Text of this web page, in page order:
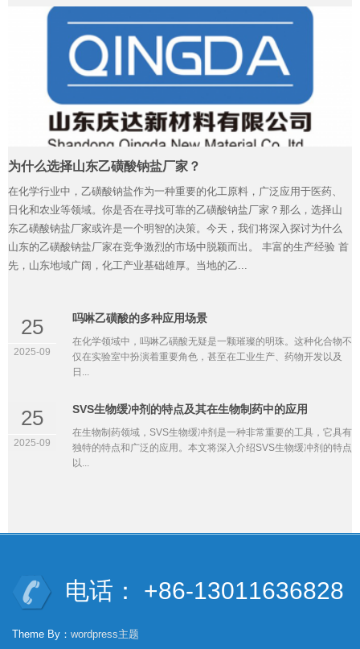
为什么选择山东乙磺酸钠盐厂家？
在化学行业中，乙磺酸钠盐作为一种重要的化工原料，广泛应用于医药、
日化和农业等领域。你是否在寻找可靠的乙磺酸钠盐厂家？那么，选择山
东乙磺酸钠盐厂家或许是一个明智的决策。今天，我们将深入探讨为什么
山东的乙磺酸钠盐厂家在竞争激烈的市场中脱颖而出。 丰富的生产经验 首
先，山东地域广阔，化工产业基础雄厚。当地的乙...
25
2025-09
吗啉乙磺酸的多种应用场景
在化学领域中，吗啉乙磺酸无疑是一颗璀璨的明珠。这种化合物不
仅在实验室中扮演着重要角色，甚至在工业生产、药物开发以及
日...
25
2025-09
SVS生物缓冲剂的特点及其在生物制药中的应用
在生物制药领域，SVS生物缓冲剂是一种非常重要的工具，它具有
独特的特点和广泛的应用。本文将深入介绍SVS生物缓冲剂的特点
以...
电话： +86-13011636828
Theme By： wordpress主题